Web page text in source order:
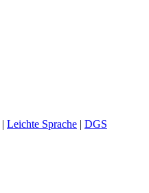
| Leichte Sprache | DGS